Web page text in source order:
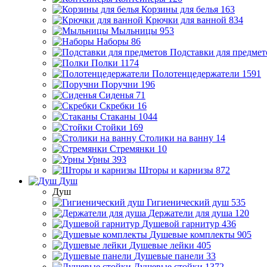
Корзины для белья 163
Крючки для ванной 834
Мыльницы 953
Наборы 86
Подставки для
Полки 1174
Полотенцедержатели 1591
Поручни 196
Сиденья 71
Скребки 16
Стаканы 1044
Стойки 169
Столики на ванну 14
Стремянки 10
Урны 393
Шторы и карнизы 872
Душ
Душ
Гигиенический душ 535
Держатели для душа 120
Душевой гарнитур 436
Душевые комплекты 905
Душевые лейки 405
Душевые панели 33